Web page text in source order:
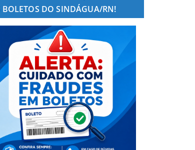
BOLETOS DO SINDÁGUA/RN!